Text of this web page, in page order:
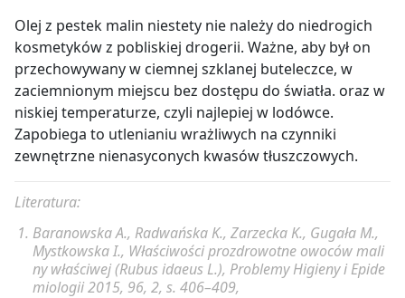
Olej z pestek malin niestety nie należy do niedrogich
kosmetyków z pobliskiej drogerii. Ważne, aby był on
przechowywany w ciemnej szklanej buteleczce, w
zaciemnionym miejscu bez dostępu do światła. oraz w
niskiej temperaturze, czyli najlepiej w lodówce.
Zapobiega to utlenianiu wrażliwych na czynniki
zewnętrzne nienasyconych kwasów tłuszczowych.
Literatura:
Baranowska A., Radwańska K., Zarzecka K., Gugała M.,
Mystkowska I., Właściwości prozdrowotne owoców mali
ny właściwej (Rubus idaeus L.), Problemy Higieny i Epide
miologii 2015, 96, 2, s. 406–409,